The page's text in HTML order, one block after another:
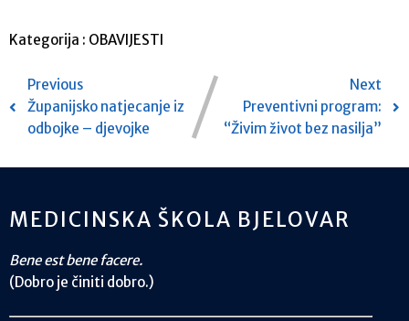
Kategorija : OBAVIJESTI
Previous
Županijsko natjecanje iz
odbojke – djevojke
Next
Preventivni program:
“Živim život bez nasilja”
MEDICINSKA ŠKOLA BJELOVAR
Bene est bene facere.
(Dobro je činiti dobro.)